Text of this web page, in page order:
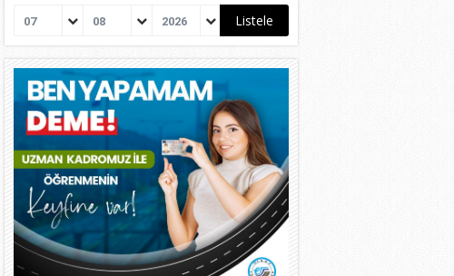
07 08 2026